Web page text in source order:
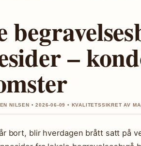
–
NILSEN • 2026-06-09 • KVALITETSSIKRET AV
bort, blir hverdagen brått satt på